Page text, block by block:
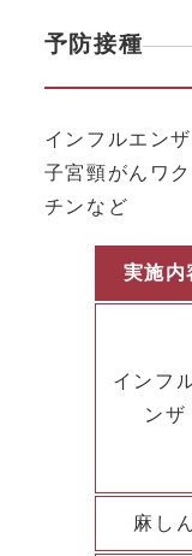
予防接種
インフルエン
子宮頸がんワ
チンなど
実施内
インフ
ンザ
麻し